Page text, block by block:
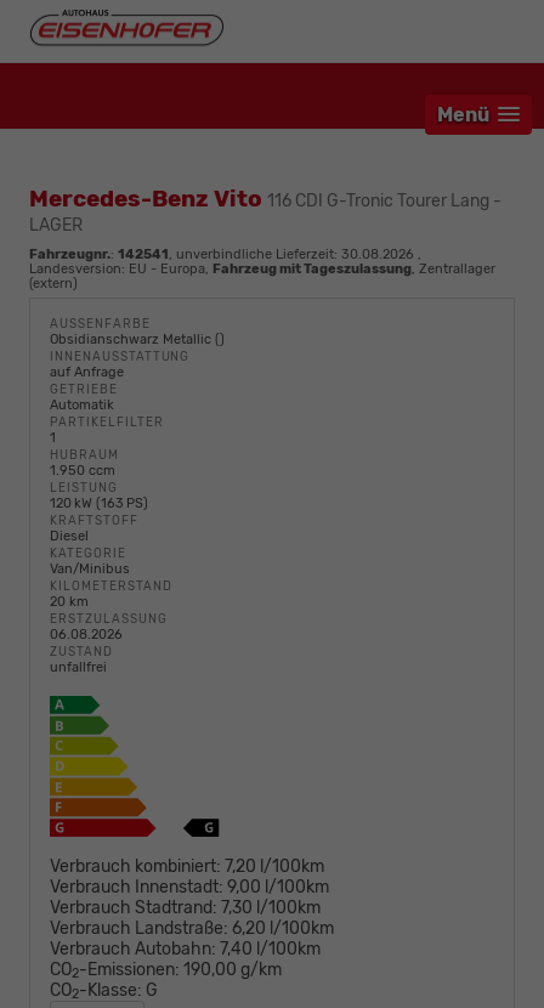
Menü
Mercedes-Benz Vito 116 CDI G-Tronic Tourer Lang -
LAGER
Fahrzeugnr.: 142541 , unverbindliche Lieferzeit: 30.08.2026 ,
Landesversion: EU - Europa, Fahrzeug mit Tageszulassung, Zentrallager
(extern)
AUSSENFARBE
Obsidianschwarz Metallic ()
INNENAUSSTATTUNG
auf Anfrage
GETRIEBE
Automatik
PARTIKELFILTER
1
HUBRAUM
1.950 ccm
LEISTUNG
120 kW (163 PS)
KRAFTSTOFF
Diesel
KATEGORIE
Van/Minibus
KILOMETERSTAND
20 km
ERSTZULASSUNG
06.08.2026
ZUSTAND
unfallfrei
Verbrauch kombiniert: 7,20 l/100km
Verbrauch Innenstadt: 9,00 l/100km
Verbrauch Stadtrand: 7,30 l/100km
Verbrauch Landstraße: 6,20 l/100km
Verbrauch Autobahn: 7,40 l/100km
CO2-Emissionen: 190,00 g/km
CO2-Klasse: G